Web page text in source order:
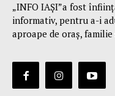
„INFO IAȘI”a fost
informativ, pentru a-i
aproape de oraş,